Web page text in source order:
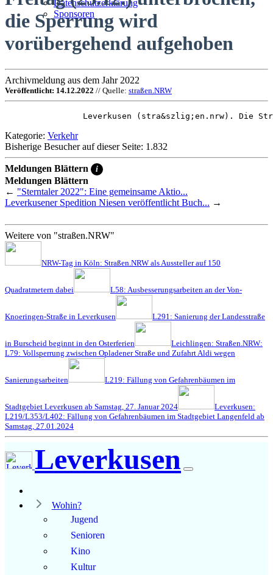
Datenschutzerklärung
Sponsoren
die Sperrung wird
vorübergehend aufgehoben
Archivmeldung aus dem Jahr 2022
Veröffentlicht: 14.12.2022 // Quelle: straßen.NRW
Leverkusen (stra&szlig;en.nrw). Die
Kategorie: Verkehr
Bisherige Besucher auf dieser Seite: 1.832
Meldungen Blättern i
Meldungen Blättern
← "Sterntaler 2022": Eine gemeinsame Aktio...
Leverkusener Spedition Niesen veröffentlicht Buch... →
Weitere von "straßen.NRW"
NRW-Tag in Köln: Straßen.NRW als Aussteller auf 150
Quadratmetern dabei L58: Ausbesserungsarbeiten an der Von-
Knoeringen-Straße in Leverkusen L291: Sanierung der Landesstraße
in Burscheid beginnt in den Osterferien
Leichlingen: Straßen.NRW:
L79: Vollsperrung zwischen Opladener Straße und Zufahrt Aldi wegen
Sanierungsarbeiten L219: Fällung von Gefahrenbäumen im
Stadtgebiet Leverkusen ab Samstag, 27. Januar 2024
Leverkusen:
L219/L353/L402: Fällung von Gefahrenbäumen im Stadtgebiet Langenfeld ab
Samstag, 27.01.2024
Leverkusen
Wohin?
Jugend
Senioren
Kino
Kultur